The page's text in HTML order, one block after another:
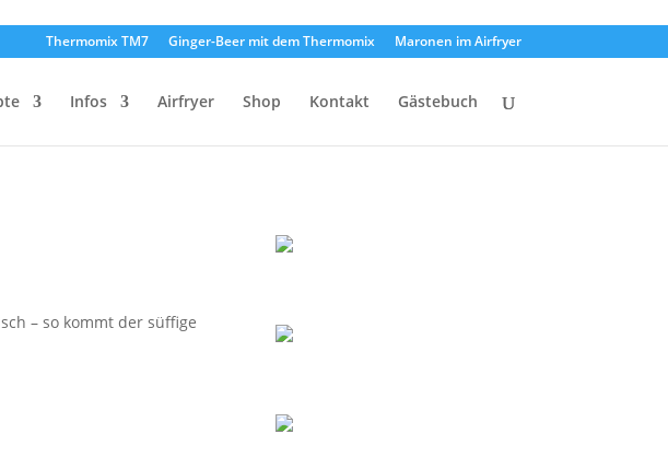
Thermomix TM7 Ginger-Beer mit dem Thermomix Maronen im Airfryer
Infos Airfryer Shop Kontakt Gästebuch
– so kommt der süffige